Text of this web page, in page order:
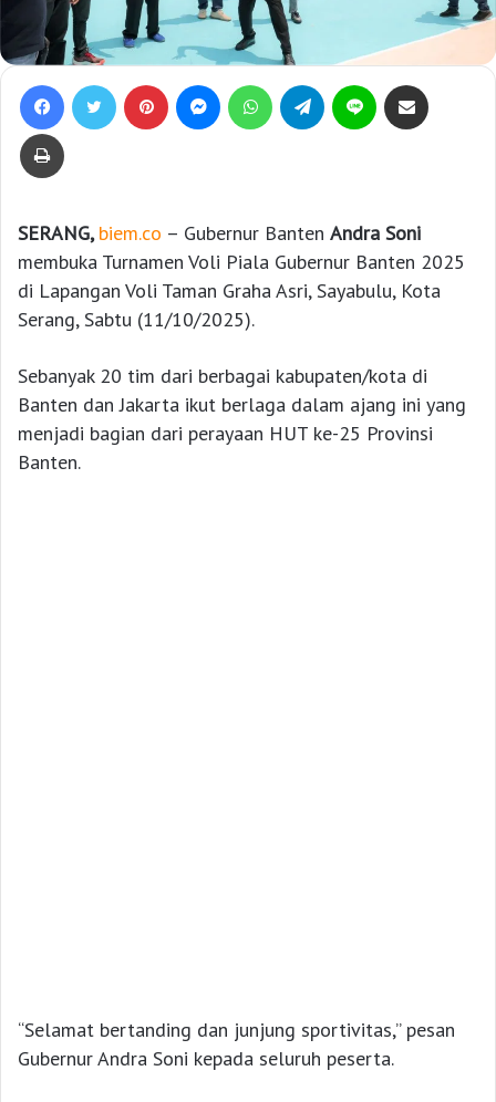
SERANG,biem.co – Gubernur Banten Andra Soni
membuka Turnamen Voli Piala Gubernur Banten 2025
di Lapangan Voli Taman Graha Asri, Sayabulu, Kota
Serang, Sabtu (11/10/2025).
Sebanyak 20 tim dari berbagai kabupaten/kota di
Banten dan Jakarta ikut berlaga dalam ajang ini yang
menjadi bagian dari perayaan HUT ke-25 Provinsi
Banten.
“Selamat bertanding dan junjung sportivitas,” pesan
Gubernur Andra Soni kepada seluruh peserta.